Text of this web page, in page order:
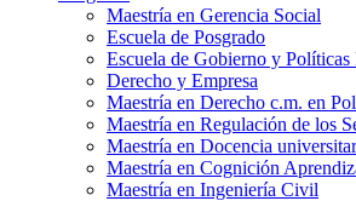
Maestría en Gerencia Social
Escuela de Posgrado
Escuela de Gobierno y Políticas
Derecho y Empresa
Maestría en Derecho c.m. en
Maestría en Regulación de los
Maestría en Docencia
Maestría en Cognición
Maestría en Ingeniería Civil